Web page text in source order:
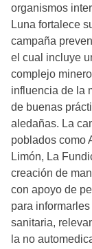
organismos
Luna fortalece
campaña
el cual incluye
complejo
influencia de la
de buenas
aledañas. La
poblados como
Limón, La
creación de
con apoyo de
para
sanitaria,
la no